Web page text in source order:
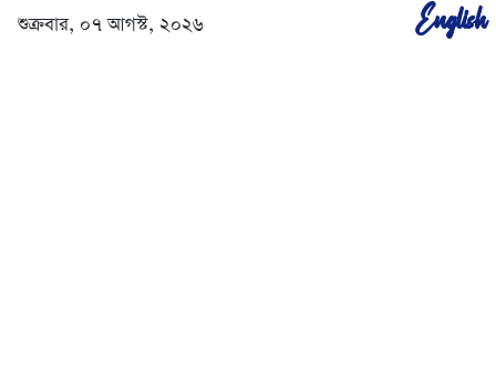
শুক্রবার, ০৭ আগস্ট, ২০২৬ English